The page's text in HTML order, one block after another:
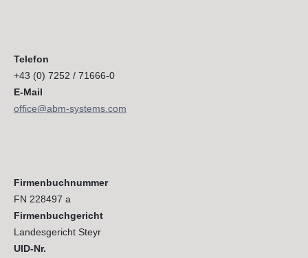
Telefon
+43 (0) 7252 / 71666-0
E-Mail
office@abm-systems.com
Firmenbuchnummer
FN 228497 a
Firmenbuchgericht
Landesgericht Steyr
UID-Nr.